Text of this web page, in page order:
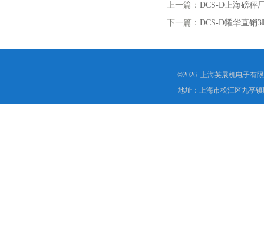
上一篇： DCS-D上海磅秤
下一篇： DCS-D耀华直销
©2026 上海英展机电子有
地址：上海市松江区九亭镇